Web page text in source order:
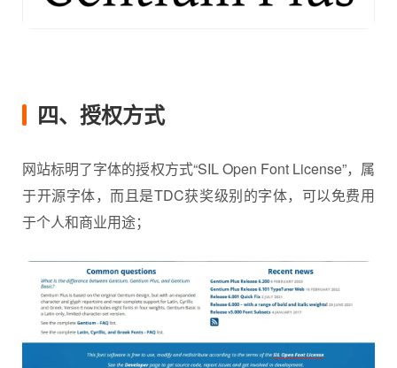
四、授权方式
网站标明了字体的授权方式“SIL Open Font License”，属
于开源字体，而且是TDC获奖级别的字体，可以免费用
于个人和商业用途；